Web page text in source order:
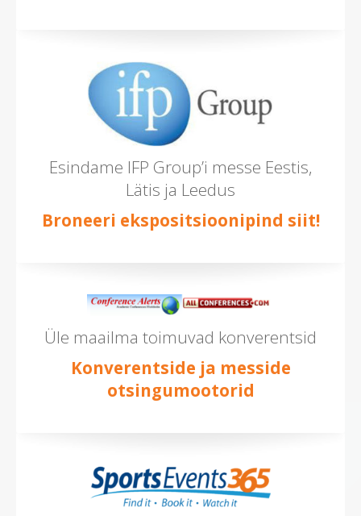
Esindame IFP Group’i messe Eestis,
Lätis ja Leedus
Broneeri ekspositsioonipind siit!
Üle maailma toimuvad konverentsid
Konverentside ja messide
otsingumootorid